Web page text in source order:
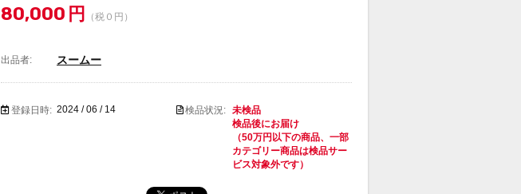
80,000 円 （税０円）
出品者: スームー
登録日時: 2024 / 06 / 14 検品状況: 未検品
検品後にお届け
（50万円以下の商品、一部
カテゴリー商品は検品サー
ビス対象外です）